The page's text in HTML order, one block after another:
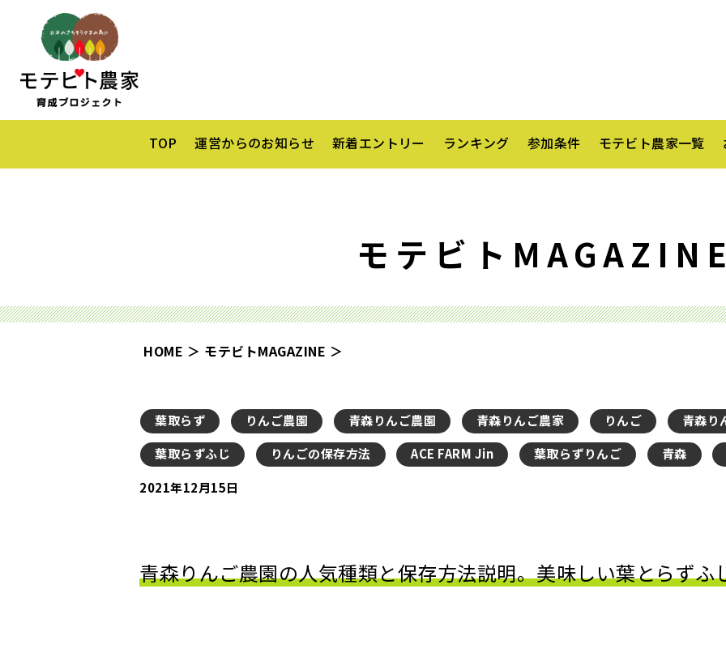
TOP 運営からのお知らせ 新着エントリー ランキング 参加条件 モテビト農家一覧
モテビトMAGAZINE
HOME モテビトMAGAZINE
葉取らず りんご農園 青森りんご農園 青森りんご農家 りんご
青森り
葉取らずふじ
りんごの保存方法 ACE FARM Jin 葉取らずりんご 青森
2021年12月15日
青森りんご農園の人気種類と保存方法説明。美味しい葉とらずふ